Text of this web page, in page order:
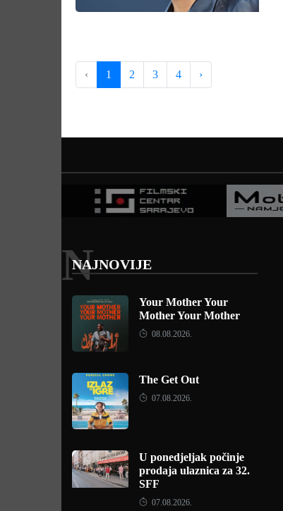
‹ 1 2 3 4 ›
NAJNOVIJE
N
Your Mother Your
Mother Your Mother
08.08.2026.
The Get Out
07.08.2026.
U ponedjeljak počinje
prodaja ulaznica za 32.
SFF
07.08.2026.